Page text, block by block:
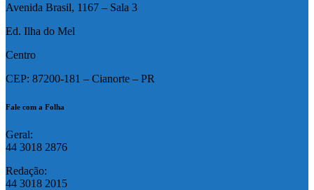
Avenida Brasil, 1167 – Sala 3
Ed. Ilha do Mel
Centro
CEP: 87200-181 – Cianorte – PR
Fale com a Folha
Geral:
44 3018 2876
Redação:
44 3018 2015